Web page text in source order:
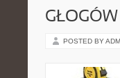
GŁOGÓW
POSTED BY